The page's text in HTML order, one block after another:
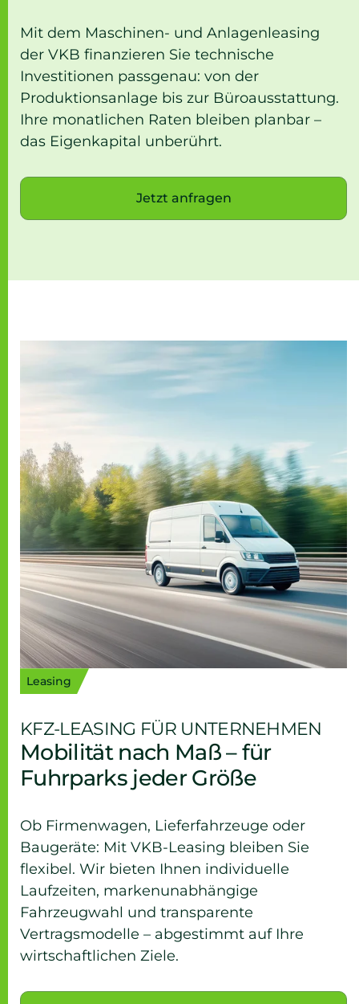
Mit dem Maschinen- und Anlagenleasing
der VKB finanzieren Sie technische
Investitionen passgenau: von der
Produktionsanlage bis zur Büroausstattung.
Ihre monatlichen Raten bleiben planbar –
das Eigenkapital unberührt.
Jetzt anfragen
Leasing
KFZ-LEASING FÜR UNTERNEHMEN
Mobilität nach Maß – für
Fuhrparks jeder Größe
Ob Firmenwagen, Lieferfahrzeuge oder
Baugeräte: Mit VKB-Leasing bleiben Sie
flexibel. Wir bieten Ihnen individuelle
Laufzeiten, markenunabhängige
Fahrzeugwahl und transparente
Vertragsmodelle – abgestimmt auf Ihre
wirtschaftlichen Ziele.